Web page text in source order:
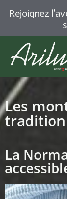
Les
La
Rejoignez